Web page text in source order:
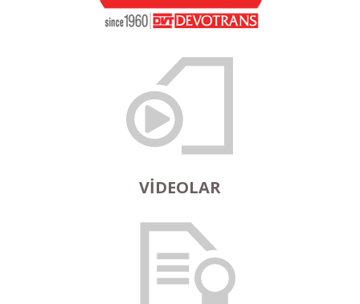
VIDEOLAR